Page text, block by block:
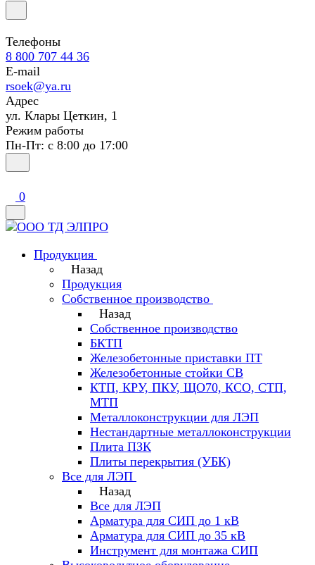
Телефоны
8 800 707 44 36
E-mail
rsoek@ya.ru
Адрес
ул. Клары Цеткин, 1
Режим работы
Пн-Пт: с 8:00 до 17:00
0
Продукция
Назад
Продукция
Собственное производство
Назад
Собственное производство
БКТП
Железобетонные приставки ПТ
Железобетонные стойки СВ
КТП, КРУ, ПКУ, ЩО70, КСО, СТП,
МТП
Металлоконструкции для ЛЭП
Нестандартные металлоконструкции
Плита ПЗК
Плиты перекрытия (УБК)
Все для ЛЭП
Назад
Все для ЛЭП
Арматура для СИП до 1 кВ
Арматура для СИП до 35 кВ
Инструмент для монтажа СИП